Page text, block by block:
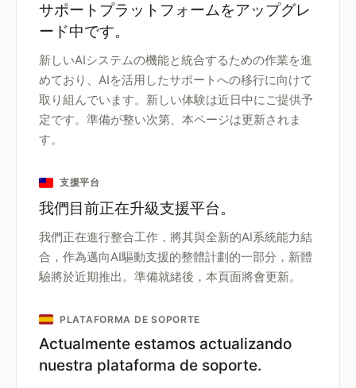
サポートプラットフォームをアップグレ
ード中です。
新しいAIシステムの機能と統合するための作業を進
めており、AIを活用したサポートへの移行に向けて
取り組んでいます。新しい体験は近日中にご提供予
定です。準備が整い次第、本ページは更新されま
す。
支援平台
我們目前正在升級支援平台。
我們正在進行整合工作，將其與全新的AI系統能力結
合，作為邁向AI驅動支援的整體計劃的一部分，新體
驗將於近期推出。準備就緒後，本頁面將會更新。
PLATAFORMA DE SOPORTE
Actualmente estamos actualizando
nuestra plataforma de soporte.